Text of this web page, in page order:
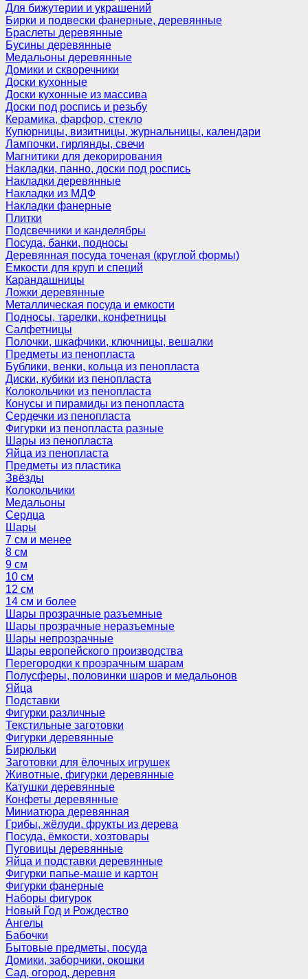
Для бижутерии и украшений
Бирки и подвески фанерные, деревянные
Браслеты деревянные
Бусины деревянные
Медальоны деревянные
Домики и скворечники
Доски кухонные
Доски кухонные из массива
Доски под роспись и резьбу
Керамика, фарфор, стекло
Купюрницы, визитницы, журнальницы, календари
Лампочки, гирлянды, свечи
Магнитики для декорирования
Накладки, панно, доски под роспись
Накладки деревянные
Накладки из МДФ
Накладки фанерные
Плитки
Подсвечники и канделябры
Посуда, банки, подносы
Деревянная посуда точеная (круглой формы)
Емкости для круп и специй
Карандашницы
Ложки деревянные
Металлическая посуда и емкости
Подносы, тарелки, конфетницы
Салфетницы
Полочки, шкафчики, ключницы, вешалки
Предметы из пенопласта
Бублики, венки, кольца из пенопласта
Диски, кубики из пенопласта
Колокольчики из пенопласта
Конусы и пирамиды из пенопласта
Сердечки из пенопласта
Фигурки из пенопласта разные
Шары из пенопласта
Яйца из пенопласта
Предметы из пластика
Звёзды
Колокольчики
Медальоны
Сердца
Шары
7 см и менее
8 см
9 см
10 см
12 см
14 см и более
Шары прозрачные разъемные
Шары прозрачные неразъемные
Шары непрозрачные
Шары европейского производства
Перегородки к прозрачным шарам
Полусферы, половинки шаров и медальонов
Яйца
Подставки
Фигурки различные
Текстильные заготовки
Фигурки деревянные
Бирюльки
Заготовки для ёлочных игрушек
Животные, фигурки деревянные
Катушки деревянные
Конфеты деревянные
Миниатюра деревянная
Грибы, жёлуди, фрукты из дерева
Посуда, ёмкости, хозтовары
Пуговицы деревянные
Яйца и подставки деревянные
Фигурки папье-маше и картон
Фигурки фанерные
Наборы фигурок
Новый Год и Рождество
Ангелы
Бабочки
Бытовые предметы, посуда
Домики, заборчики, окошки
Сад, огород, деревня